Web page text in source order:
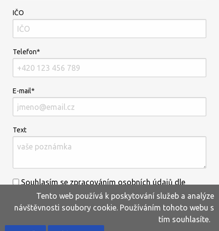
IČO
Telefon*
E-mail*
Text
Souhlasím se zpracováním osobních údajů dle
informací uvedenýchzde.*
Tento web používá k poskytování služeb a analýze
návštěvnosti soubory cookie. Používáním tohoto webu s
tím souhlasíte.